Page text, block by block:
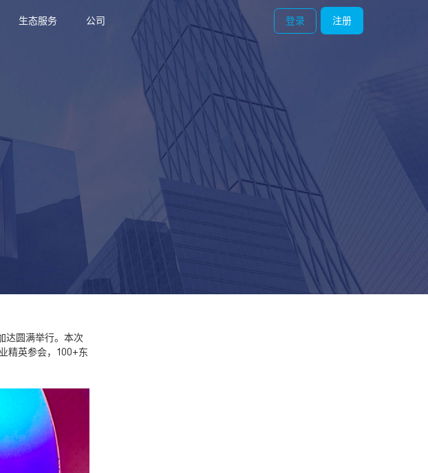
生态服务 公司 登录 注册
达圆满举行。本次
精英参会， 100+东